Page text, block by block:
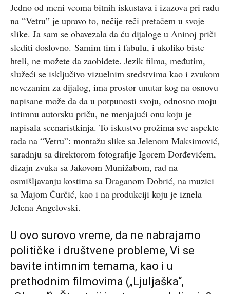
Jedno od meni veoma bitnih iskustava i izazova pri radu
na “Vetru” je upravo to, nečije reči pretačem u svoje
slike. Ja sam se obavezala da ću dijaloge u Aninoj priči
slediti doslovno. Samim tim i fabulu, i ukoliko biste
hteli, ne možete da zaobiđete. Jezik filma, međutim,
služeći se isključivo vizuelnim sredstvima kao i zvukom
nevezanim za dijalog, ima prostor unutar kog na osnovu
napisane može da da u potpunosti svoju, odnosno moju
intimnu autorsku priču, ne menjajući onu koju je
napisala scenaristkinja. To iskustvo prožima sve aspekte
rada na “Vetru”: montažu slike sa Jelenom Maksimović,
saradnju sa direktorom fotografije Igorem Đorđevićem,
dizajn zvuka sa Jakovom Munižabom, rad na
osmišljavanju kostima sa Draganom Dobrić, na muzici
sa Majom Ćurčić, kao i na produkciji koju je iznela
Jelena Angelovski.
U ovo surovo vreme, da ne nabrajamo
političke i društvene probleme, Vi se
bavite intimnim temama, kao i u
prethodnim filmovima („Ljuljaška“,